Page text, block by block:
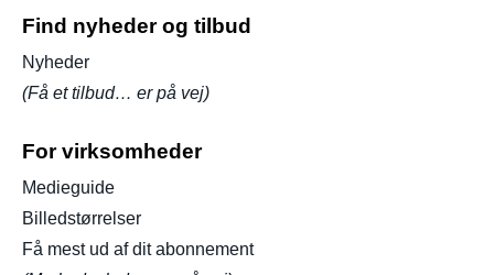
Find nyheder og tilbud
Nyheder
(Få et tilbud… er på vej)
For virksomheder
Medieguide
Billedstørrelser
Få mest ud af dit abonnement